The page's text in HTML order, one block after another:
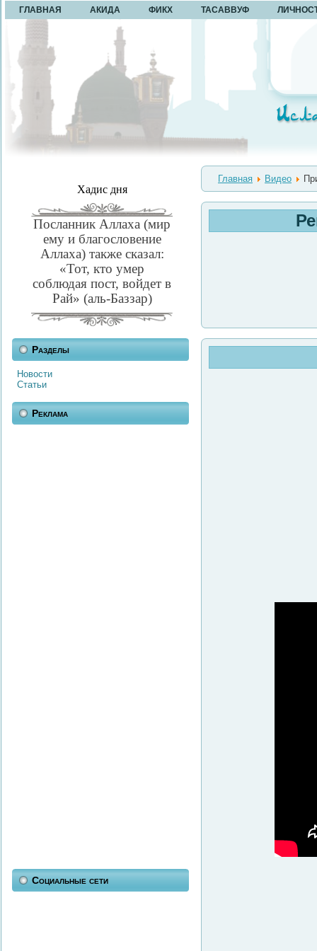
ГЛАВНАЯ АКИДА ФИКХ ТАСАВВУФ
Хадис дня
Посланник Аллаха (мир
ему и благословение
Аллаха) также сказал:
«Тот, кто умер
соблюдая пост, войдет в
Рай» (аль-Баззар)
Разделы
Новости
Статьи
Реклама
Социальные сети
Главная Видео